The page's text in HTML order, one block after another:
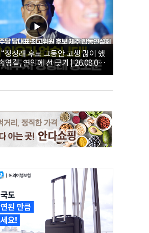
, 연임에 선 긋기 | 26.08.08
당대표·최고위원 후보 제주 합